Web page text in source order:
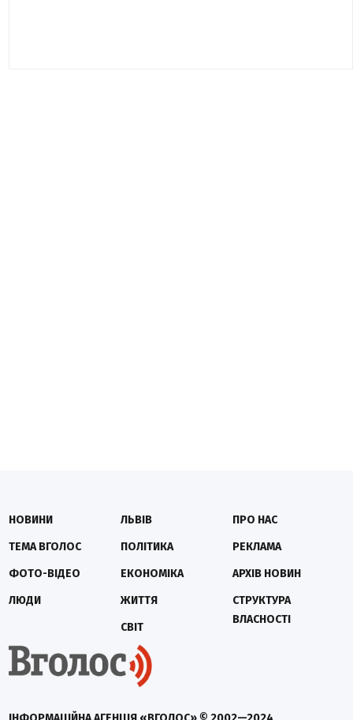
НОВИНИ
ТЕМА ВГОЛОС
ФОТО-ВІДЕО
ЛЮДИ
ЛЬВІВ
ПОЛІТИКА
ЕКОНОМІКА
ЖИТТЯ
СВІТ
ПРО НАС
РЕКЛАМА
АРХІВ НОВИН
СТРУКТУРА
ВЛАСНОСТІ